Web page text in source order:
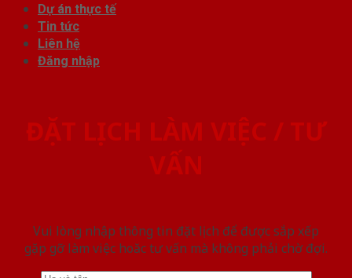
Dự án thực tế
Tin tức
Liên hệ
Đăng nhập
ĐẶT LỊCH LÀM VIỆC / TƯ
VẤN
Vui lòng nhập thông tin đặt lịch để được sắp xếp
gặp gỡ làm việc hoăc tư vấn mà không phải chờ đợi.